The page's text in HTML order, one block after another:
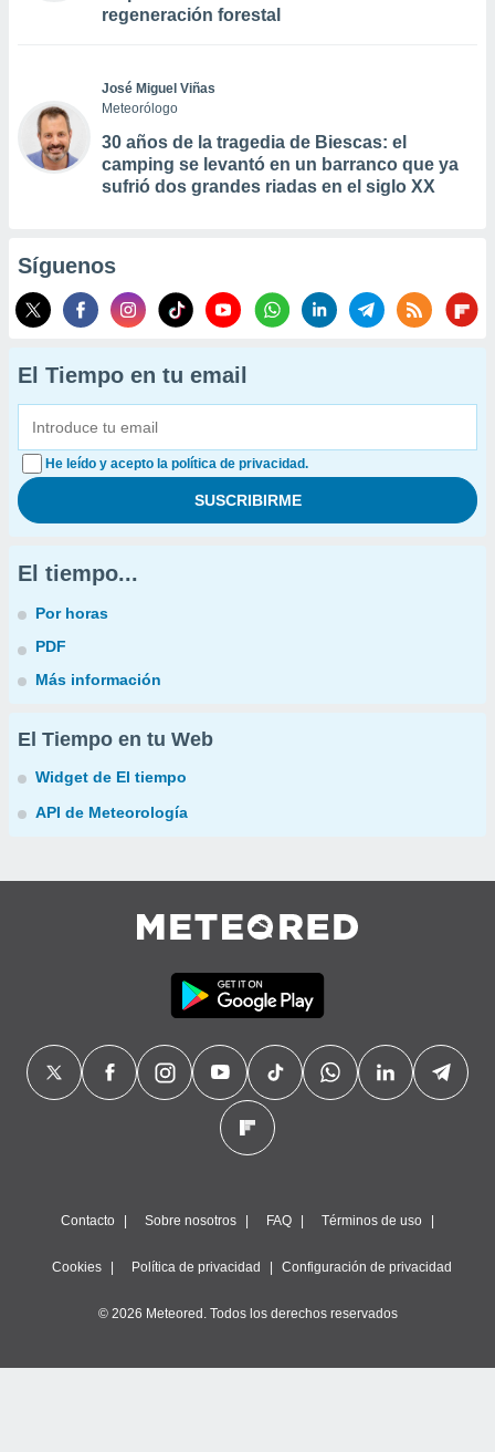
regeneración forestal
José Miguel Viñas
Meteorólogo
30 años de la tragedia de Biescas: el
camping se levantó en un barranco que ya
sufrió dos grandes riadas en el siglo XX
Síguenos
El Tiempo en tu email
He leído y acepto la política de privacidad.
El tiempo...
Por horas
PDF
Más información
El Tiempo en tu Web
Widget de El tiempo
API de Meteorología
Contacto Sobre nosotros FAQ Términos de uso
Cookies Política de privacidad Configuración de privacidad
© 2026 Meteored. Todos los derechos reservados